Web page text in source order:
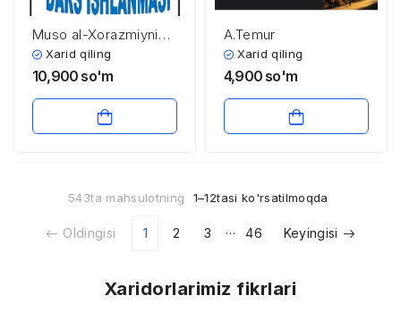
Muso al-Xorazmiyning
ilmiy me’rosi va uning
didaktik qarashlari
Xarid qiling
10,900 so'm
A.Temur
Xarid qiling
4,900 so'm
543ta mahsulotning 1–12tasi ko'rsatilmoqda
Oldingisi 1 2 3 … 46 Keyingisi
Xaridorlarimiz fikrlari